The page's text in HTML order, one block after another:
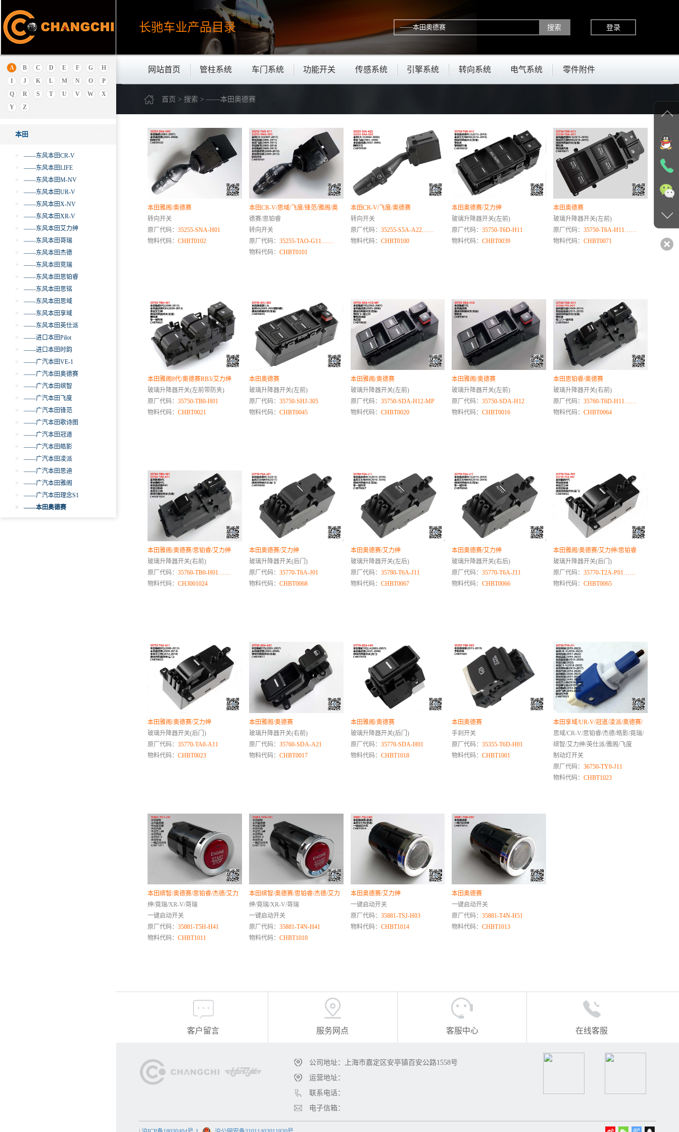
长驰车业产品目录 登录
网站首页 管柱系统 车门系统 功能开关 传感系统 引擎系统 转向系统 电气系统 零件附件
A B C D E F G
H
I
J K L M N O
P
Q
R S T U V W
X
Y
Z
奥迪
安凯
埃安
B
北京
保时捷
别克
本田
>
——东风本田CR-V
>
——东风本田LIFE
>
——东风本田M-NV
>
——东风本田UR-V
>
——东风本田X-NV
>
——东风本田XR-V
>
——东风本田艾力绅
>
——东风本田哥瑞
>
——东风本田杰德
>
——东风本田竞瑞
>
——东风本田思铂睿
>
——东风本田思铭
>
——东风本田思域
>
——东风本田享域
>
——东风本田英仕派
>
——进口本田Pilot
>
——进口本田时韵
>
——广汽本田VE-1
>
——广汽本田奥德赛
>
——广汽本田缤智
>
——广汽本田飞度
>
——广汽本田锋范
>
——广汽本田歌诗图
>
——广汽本田冠道
>
——广汽本田皓影
>
——广汽本田凌派
>
——广汽本田思迪
>
——广汽本田雅阁
>
——广汽本田理念S1
>
——本田奥德赛
首页 > 搜索 > ——本田奥德赛
本田雅阁/奥德赛
转向开关
原厂代码： 35255-SNA-H01
物料代码： CHBT0102
本田CR-V/思域/飞度/锋范/雅阁/奥
德赛/思铂睿
转向开关
原厂代码： 35255-TAO-G11……
物料代码： CHBT0101
本田CR-V/飞度/奥德赛
转向开关
原厂代码： 35255-S5A-A22……
物料代码： CHBT0100
本田奥德赛/艾力绅
玻璃升降器开关(左前)
原厂代码：35750-T6D-H11
物料代码：CHBT0039
本田奥德赛
玻璃升降器开关(左前)
原厂代码：35750-T6A-H11……
物料代码：CHBT0071
本田雅阁8代/奥德赛RB3/艾力绅
玻璃升降器开关(左前带防夹)
原厂代码： 35750-TB0-H01
物料代码： CHBT0021
本田奥德赛
玻璃升降器开关(左前)
原厂代码： 35750-SHJ-305
物料代码： CHBT0045
本田雅阁/奥德赛
玻璃升降器开关(左前)
原厂代码： 35750-SDA-H12-MP
物料代码： CHBT0020
本田雅阁/奥德赛
玻璃升降器开关(左前)
原厂代码：35750-SDA-H12
物料代码：CHBT0016
本田思铂睿/奥德赛
玻璃升降器开关(右前)
原厂代码：35760-T6D-H11……
物料代码：CHBT0064
本田雅阁/奥德赛/思铂睿/艾力绅
玻璃升降器开关(右前)
原厂代码： 35760-TB0-H01……
物料代码： CH3001024
本田奥德赛/艾力绅
玻璃升降器开关(后门)
原厂代码： 35770-T6A-J01
物料代码： CHBT0068
本田奥德赛/艾力绅
玻璃升降器开关(左后)
原厂代码： 35780-T6A-J11
物料代码： CHBT0067
本田奥德赛/艾力绅
玻璃升降器开关(右后)
原厂代码：35770-T6A-J11
物料代码：CHBT0066
本田雅阁/奥德赛/艾力绅/思铂睿
玻璃升降器开关(后门)
原厂代码：35770-T2A-P01……
物料代码：CHBT0065
本田雅阁/奥德赛/艾力绅
玻璃升降器开关(后门)
原厂代码： 35770-TA0-A11
物料代码： CHBT0023
本田雅阁/奥德赛
玻璃升降器开关(右前)
原厂代码： 35760-SDA-A21
物料代码： CHBT0017
本田雅阁/奥德赛
玻璃升降器开关(后门)
原厂代码： 35770-SDA-H01
物料代码： CHBT1018
本田奥德赛
手刹开关
原厂代码：35355-T6D-H01
物料代码：CHBT1001
本田享域/UR-V/冠道/凌派/奥德赛/
思域/CR-V/思铂睿/杰德/皓影/竟瑞/
缤智/艾力绅/英仕派/雅阁/飞度
制动灯开关
原厂代码：36750-TY0-J11
物料代码：CHBT1023
本田缤智/奥德赛/思铂睿/杰德/艾力
绅/竟瑞/XR-V/哥瑞
一键启动开关
原厂代码： 35881-T5H-H41
物料代码： CHBT1011
本田缤智/奥德赛/思铂睿/杰德/艾力
绅/竟瑞/XR-V/哥瑞
一键启动开关
原厂代码： 35881-T4N-H41
物料代码： CHBT1010
本田奥德赛/艾力绅
一键启动开关
原厂代码： 35881-TSJ-H03
物料代码： CHBT1014
本田奥德赛
一键启动开关
原厂代码：35881-T4N-H51
物料代码：CHBT1013
客户留言 服务网点 客服中心 在线客服
公司地址：上海市嘉定区安亭镇百安公路1558号
运营地址：
联系电话：
电子信箱：